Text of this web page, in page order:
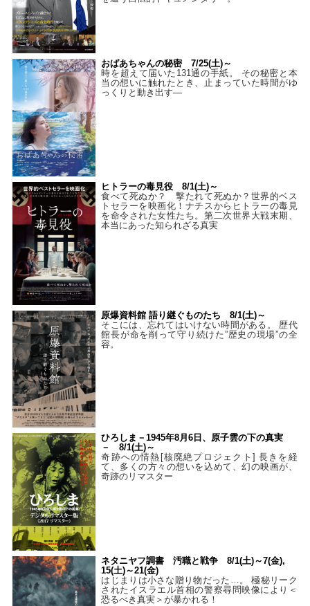
おばあちゃんの秘密 7/25(土)～
時を超えて届いた131通の手紙。 その秘密と本
当の想いに触れたとき、止まっていた時間がゆ
っくりと動き出す―
ヒトラーの毒見役 8/1(土)～
食べて死ぬか？ 撃たれて死ぬか？世界的ベス
トセラーを映画化！ナチスからヒトラーの毒見
を命令された女性たち。第二次世界大戦末期、
本当にあった知られざる真実
原爆資料館 語り継ぐものたち 8/1(土)～
そこには、忘れてはいけない時間がある。 歴代
館長が命を削って守り続けた”歴史の現場”の全
容。
ひろしま－1945年8月6日、原子雲の下の真実
－ 8/1(土)～
奇跡への情熱[核廃絶プロジェクト] 長きを経
て、多くの方々の想いを込めて、幻の映画が、
奇跡のリマスター
ネタニヤフ調書 汚職と戦争 8/1(土)～7(金),
15(土)～21(金)
はじまりは小さな贈り物だった…。 極秘リーク
されたイスラエル首相の警察尋問映像により＜
恐るべき真実＞が暴かれる！